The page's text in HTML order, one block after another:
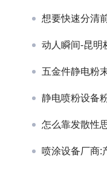
想要快速分清
动人瞬间-昆明
五金件静电粉
静电喷粉设备
怎么靠发散性
喷涂设备厂商: